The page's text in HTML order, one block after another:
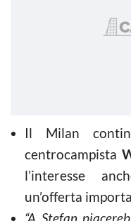
Il Milan
centrocampista
l’interesse
un’offerta